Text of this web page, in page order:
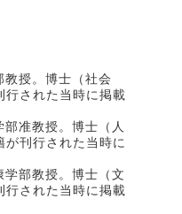
授。博士（社会
された当時に掲載
准教授。博士（人
が刊行された当時に
部教授。博士（文
された当時に掲載